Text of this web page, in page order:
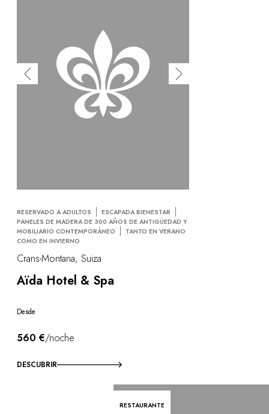
RESERVADO A ADULTOS
ESCAPADA BIENESTAR
PANELES DE MADERA DE 300 AÑOS DE ANTIGÜEDAD Y
MOBILIARIO CONTEMPORÁNEO
TANTO EN VERANO
COMO EN INVIERNO
Crans-Montana, Suiza
Aïda Hotel & Spa
Desde
560 €/noche
DESCUBRIR
RESTAURANTE